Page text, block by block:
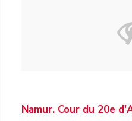
Namur. Cour du 20e